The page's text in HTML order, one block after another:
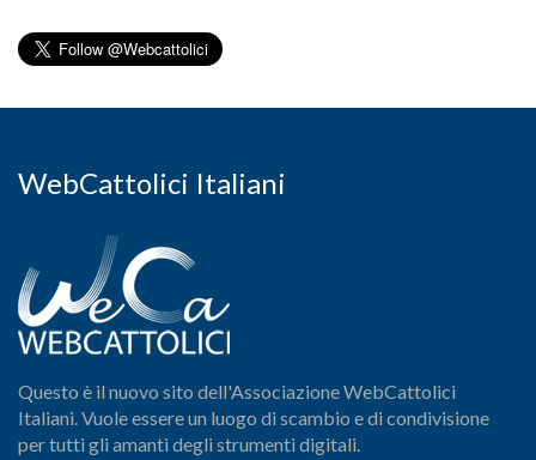
WebCattolici Italiani
Questo è il nuovo sito dell'Associazione WebCattolici
Italiani. Vuole essere un luogo di scambio e di condivisione
per tutti gli amanti degli strumenti digitali.